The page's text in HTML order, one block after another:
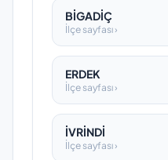
BİGADİÇ
İlçe sayfası ›
ERDEK
İlçe sayfası ›
İVRİNDİ
İlçe sayfası ›